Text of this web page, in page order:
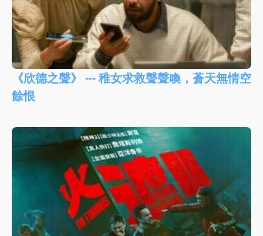
《欣德之聲》 --- 稚女求救聲聲喚，蒼天無情空
餘恨